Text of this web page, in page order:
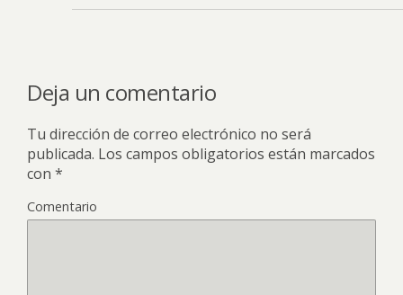
Deja un comentario
Tu dirección de correo electrónico no será
publicada. Los campos obligatorios están marcados
con *
Comentario